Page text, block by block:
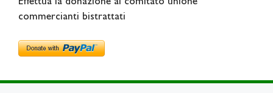
commercianti bistrattati